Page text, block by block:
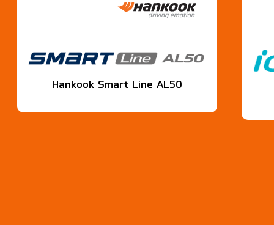
Hankook Smart Line AL50